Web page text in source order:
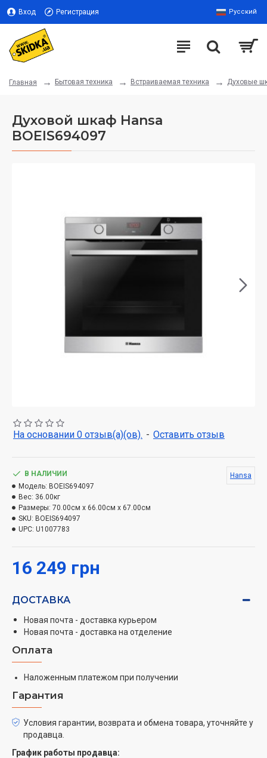
Вход Регистрация Русский
Главная Бытовая техника Встраиваемая техника Духовые
Духовой шкаф Hansa
BOEIS694097
На основании 0 отзыв(а)(ов). - Оставить отзыв
16 249 грн
В НАЛИЧИИ
Модель: BOEIS694097
Вес: 36.00кг
Размеры: 70.00см x 66.00см x 67.00см
SKU: BOEIS694097
UPC: U1007783
Hansa
ДОСТАВКА
Новая почта - доставка курьером
Новая почта - доставка на отделение
Оплата
Наложенным платежом при получении
Гарантия
Условия гарантии, возврата и обмена товара, уточняйте у
продавца.
График работы продавца: